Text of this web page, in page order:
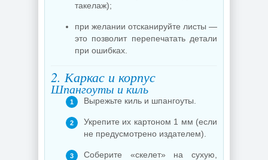
такелаж);
при желании отсканируйте листы —
это позволит перепечатать детали
при ошибках.
2. Каркас и корпус
Шпангоуты и киль
Вырежьте киль и шпангоуты.
Укрепите их картоном 1 мм (если
не предусмотрено издателем).
Соберите «скелет» на сухую,